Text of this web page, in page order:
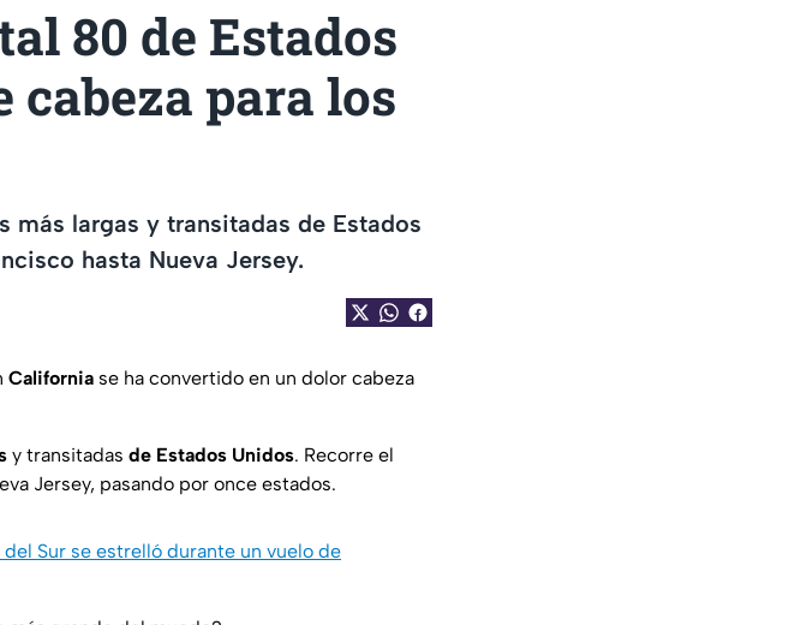
80 de Estados
cabeza para los
más largas y transitadas de Estados
hasta Nueva Jersey.
California se ha convertido en un dolor cabeza
y transitadas de Estados Unidos. Recorre el
Jersey, pasando por once estados.
Sur se estrelló durante un vuelo de